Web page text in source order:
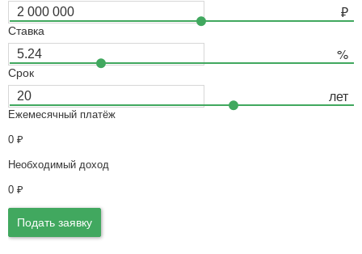
Ставка
Срок
Ежемесячный платёж
0 ₽
Необходимый доход
0 ₽
Подать заявку